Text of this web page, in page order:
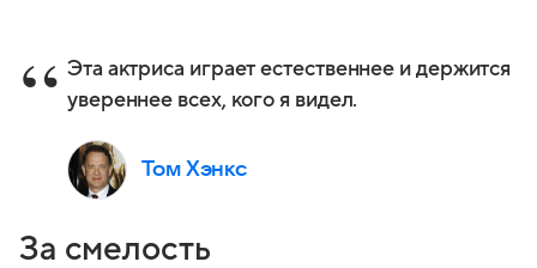
Эта актриса играет естественнее и держится
увереннее всех, кого я видел.
Том Хэнкс
За смелость